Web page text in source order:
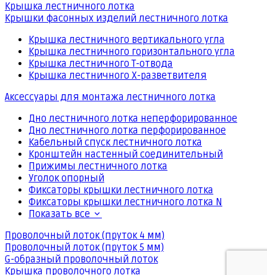
Крышка лестничного лотка
Крышки фасонных изделий лестничного лотка
Крышка лестничного вертикального угла
Крышка лестничного горизонтального угла
Крышка лестничного Т-отвода
Крышка лестничного Х-разветвителя
Аксессуары для монтажа лестничного лотка
Дно лестничного лотка неперфорированное
Дно лестничного лотка перфорированное
Кабельный спуск лестничного лотка
Кронштейн настенный соединительный
Прижимы лестничного лотка
Уголок опорный
Фиксаторы крышки лестничного лотка
Фиксаторы крышки лестничного лотка N
Показать все
Проволочный лоток (пруток 4 мм)
Проволочный лоток (пруток 5 мм)
G-образный проволочный лоток
Крышка проволочного лотка